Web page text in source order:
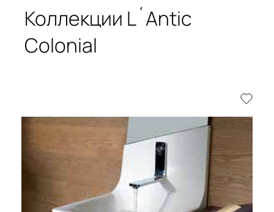
Коллекции L´Antic
Colonial